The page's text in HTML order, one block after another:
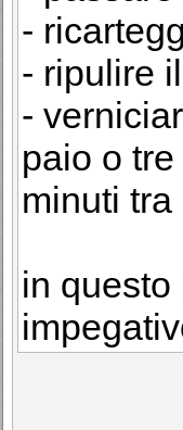
-
- ripulire
-
paio o
minuti
in